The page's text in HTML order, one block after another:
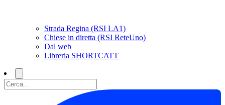
Strada Regina (RSI LA1)
Chiese in diretta (RSI ReteUno)
Dal web
Libreria SHORTCATT